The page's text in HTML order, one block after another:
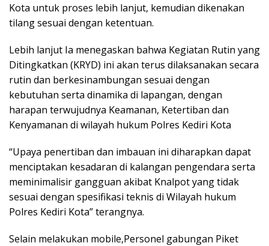
Kota untuk proses lebih lanjut, kemudian dikenakan
tilang sesuai dengan ketentuan.
Lebih lanjut Ia menegaskan bahwa Kegiatan Rutin yang
Ditingkatkan (KRYD) ini akan terus dilaksanakan secara
rutin dan berkesinambungan sesuai dengan
kebutuhan serta dinamika di lapangan, dengan
harapan terwujudnya Keamanan, Ketertiban dan
Kenyamanan di wilayah hukum Polres Kediri Kota
“Upaya penertiban dan imbauan ini diharapkan dapat
menciptakan kesadaran di kalangan pengendara serta
meminimalisir gangguan akibat Knalpot yang tidak
sesuai dengan spesifikasi teknis di Wilayah hukum
Polres Kediri Kota” terangnya.
Selain melakukan mobile,Personel gabungan Piket